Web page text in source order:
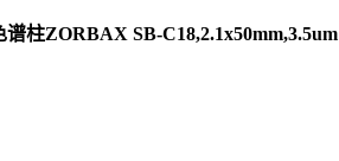
柱ZORBAX SB-C18,2.1x50mm,3.5um